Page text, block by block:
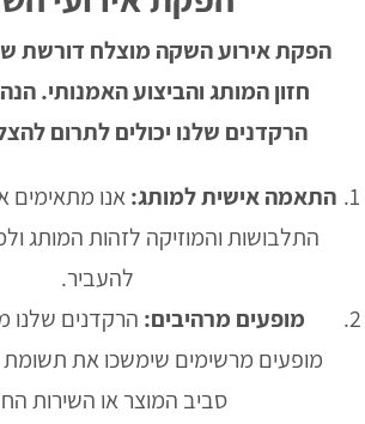
הפקת אירוע השקה מוצלח דורשת
חזון המותג והביצוע האמנותי.
הרקדנים שלנו יכולים לתרום
התאמה אישית למותג:אנו מתאימים
התלבושות והמוזיקה לזהות המותג
להעביר.
מופעים מרהיבים: הרקדנים שלנו
מופעים מרשימים שימשכו את תשומת
סביב המוצר או השירות